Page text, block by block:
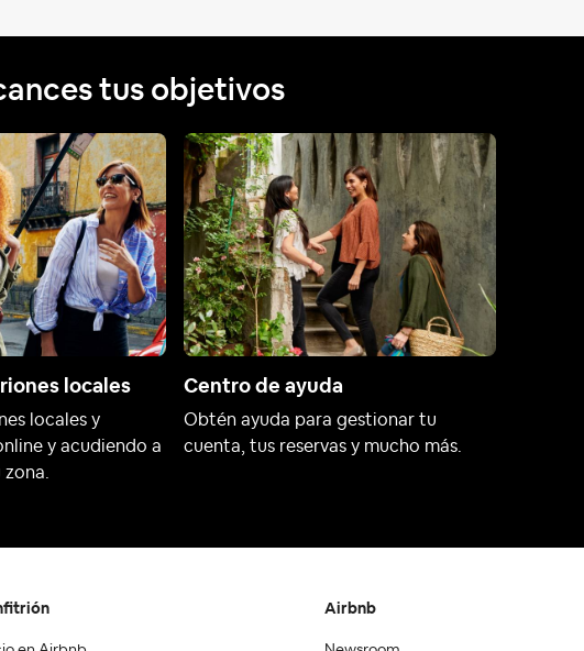
tus objetivos
locales
locales y
y acudiendo a
Centro de ayuda
Obtén ayuda para gestionar tu
cuenta, tus reservas y mucho más.
Airbnb